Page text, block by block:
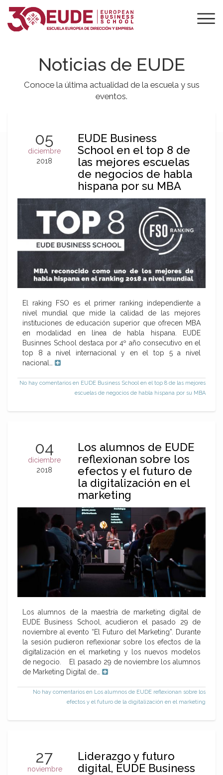
Noticias de EUDE
Conoce la última actualidad de la escuela y sus
eventos.
05
diciembre
2018
EUDE Business
School en el top 8 de
las mejores escuelas
de negocios de habla
hispana por su MBA
El raking FSO es el primer ranking independiente a
nivel mundial que mide la calidad de las mejores
instituciones de educación superior que ofrecen MBA
en modalidad en línea de habla hispana. EUDE
Businnes School destaca por 4º año consecutivo en el
top 8 a nivel internacional y en el top 5 a nivel
nacional…
No hay comentarios en EUDE Business School en el top 8 de las mejores
escuelas de negocios de habla hispana por su MBA
04
diciembre
2018
Los alumnos de EUDE
reflexionan sobre los
efectos y el futuro de
la digitalización en el
marketing
Los alumnos de la maestría de marketing digital de
EUDE Business School, acudieron el pasado 29 de
noviembre al evento “El Futuro del Marketing”. Durante
la sesión pudieron reflexionar sobre los efectos de la
digitalización en el marketing y los nuevos modelos
de negocio. El pasado 29 de noviembre los alumnos
de Marketing Digital de…
No hay comentarios en Los alumnos de EUDE reflexionan sobre los
efectos y el futuro de la digitalización en el marketing
27
noviembre
Liderazgo y futuro
digital, EUDE Business